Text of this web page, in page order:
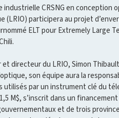
industrielle CRSNG en conception
(LRIO) participera au projet
ELT pour Extremely Large
directeur du LRIO, Simon
son équipe aura la
par un instrument clé du
M$, s’inscrit dans un financement
et de trois